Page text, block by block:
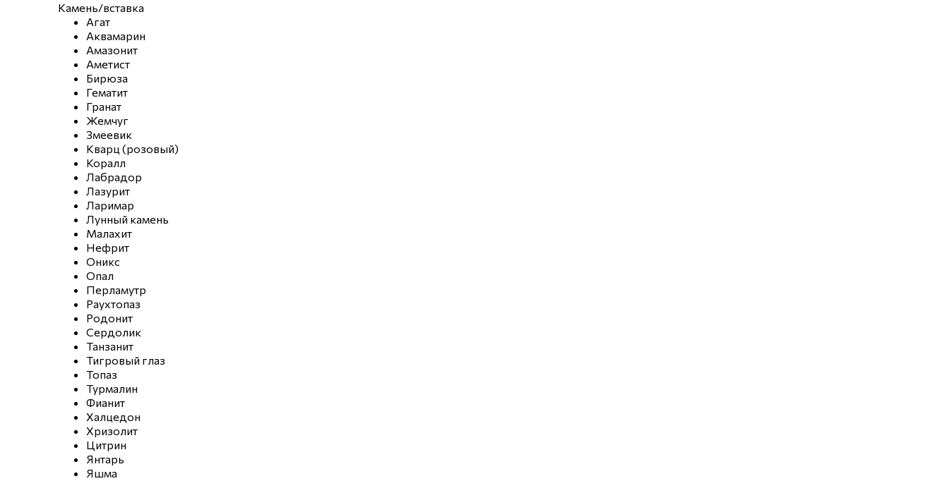
Камень/вставка
Агат
Аквамарин
Амазонит
Аметист
Бирюза
Гематит
Гранат
Жемчуг
Змеевик
Кварц (розовый)
Коралл
Лабрадор
Лазурит
Ларимар
Лунный камень
Малахит
Нефрит
Оникс
Опал
Перламутр
Раухтопаз
Родонит
Сердолик
Танзанит
Тигровый глаз
Топаз
Турмалин
Фианит
Халцедон
Хризолит
Цитрин
Янтарь
Яшма